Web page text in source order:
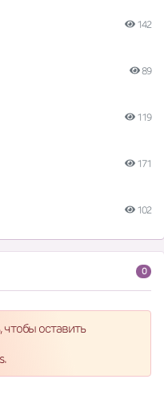
142
89
119
171
102
0
чтобы оставить